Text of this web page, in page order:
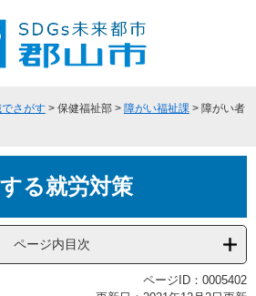
さがす > 保健福祉部 > 障がい福祉課 > 障がい者
る就労対策
ページ内目次
ページID：0005402